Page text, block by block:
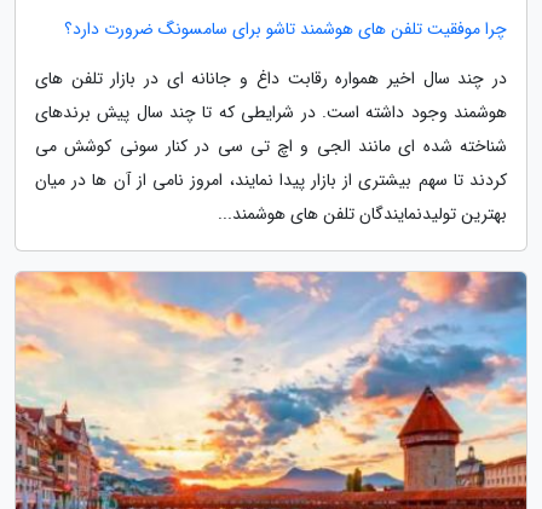
چرا موفقیت تلفن های هوشمند تاشو برای سامسونگ ضرورت دارد؟
در چند سال اخیر همواره رقابت داغ و جانانه ای در بازار تلفن های
هوشمند وجود داشته است. در شرایطی که تا چند سال پیش برندهای
شناخته شده ای مانند الجی و اچ تی سی در کنار سونی کوشش می
کردند تا سهم بیشتری از بازار پیدا نمایند، امروز نامی از آن ها در میان
بهترین تولیدنمایندگان تلفن های هوشمند...